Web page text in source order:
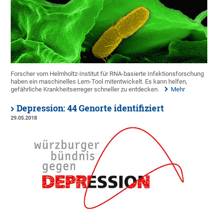
Forscher vom Helmholtz-Institut für RNA-basierte Infektionsforschung
haben ein maschinelles Lern-Tool mitentwickelt. Es kann helfen,
gefährliche Krankheitserreger schneller zu entdecken.
Mehr
Depression: 44 Genorte identifiziert
29.05.2018